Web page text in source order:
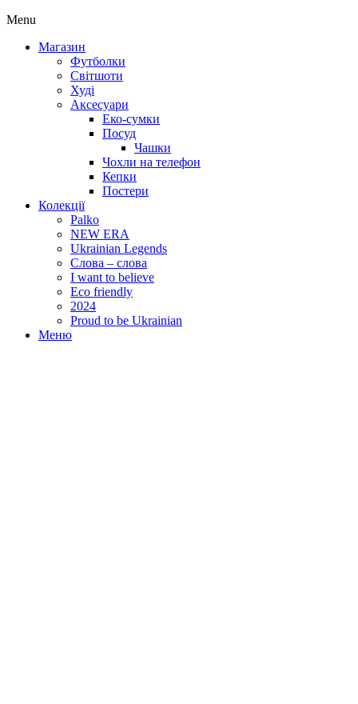
Menu
Магазин
Футболки
Світшоти
Худі
Аксесуари
Еко-сумки
Посуд
Чашки
Чохли на телефон
Кепки
Постери
Колекції
Palko
NEW ERA
Ukrainian Legends
Слова – слова
I want to believe
Eco friendly
2024
Proud to be Ukrainian
Меню